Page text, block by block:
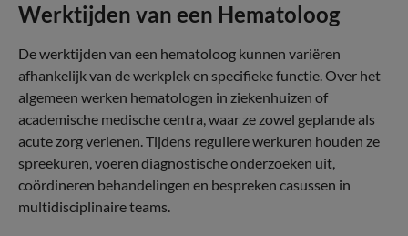
Werktijden van een Hematoloog
De werktijden van een hematoloog kunnen variëren
afhankelijk van de werkplek en specifieke functie. Over het
algemeen werken hematologen in ziekenhuizen of
academische medische centra, waar ze zowel geplande als
acute zorg verlenen. Tijdens reguliere werkuren houden ze
spreekuren, voeren diagnostische onderzoeken uit,
coördineren behandelingen en bespreken casussen in
multidisciplinaire teams.